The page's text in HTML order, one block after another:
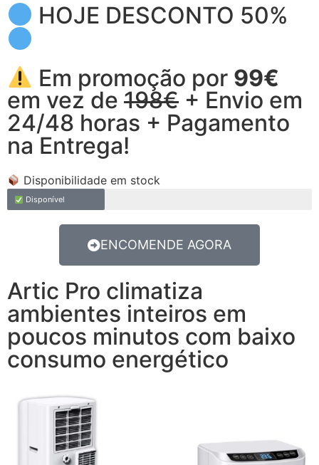
HOJE DESCONTO 50%
Em promoção por 99€
em vez de 198€ + Envio em
24/48 horas + Pagamento
na Entrega!
Disponibilidade em stock
Disponível
ENCOMENDE AGORA
Artic Pro climatiza
ambientes inteiros em
poucos minutos com baixo
consumo energético